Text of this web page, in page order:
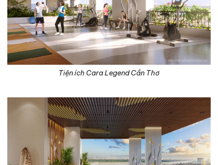
Tiện ích Cara Legend Cần Thơ